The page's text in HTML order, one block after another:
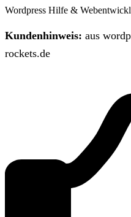
Wordpress Hilfe &
Kundenhinweis: aus
rockets.de